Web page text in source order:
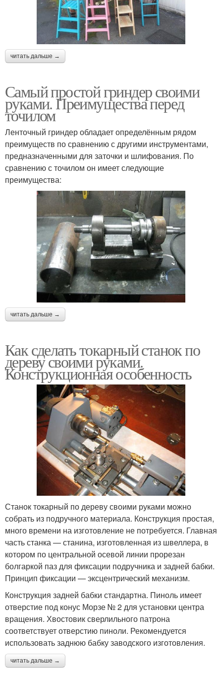
читать дальше →
Самый простой гриндер своими
руками. Преимущества перед
точилом
Ленточный гриндер обладает определённым рядом
преимуществ по сравнению с другими инструментами,
предназначенными для заточки и шлифования. По
сравнению с точилом он имеет следующие
преимущества:
читать дальше →
Как сделать токарный станок по
дереву своими руками.
Конструкционная особенность
Станок токарный по дереву своими руками можно
собрать из подручного материала. Конструкция простая,
много времени на изготовление не потребуется. Главная
часть станка — станина, изготовленная из швеллера, в
котором по центральной осевой линии прорезан
болгаркой паз для фиксации подручника и задней бабки.
Принцип фиксации — эксцентрический механизм.
Конструкция задней бабки стандартна. Пиноль имеет
отверстие под конус Морзе № 2 для установки центра
вращения. Хвостовик сверлильного патрона
соответствует отверстию пиноли. Рекомендуется
использовать заднюю бабку заводского изготовления.
читать дальше →